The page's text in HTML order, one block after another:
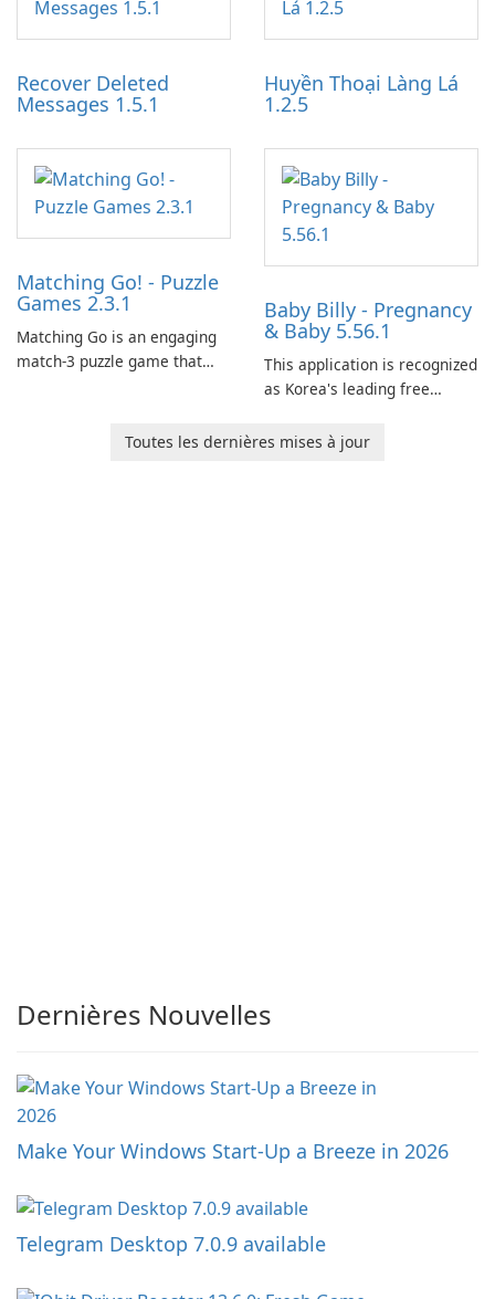
experience for Grand Theft
Auto IV.
tools for content distribution
and audience engagement.
Recover Deleted
Messages 1.5.1
Huyền Thoại Làng Lá
1.2.5
Matching Go! - Puzzle
Games 2.3.1
Matching Go is an engaging
match-3 puzzle game that
Ollie, on an adventurous
Baby Billy - Pregnancy
& Baby 5.56.1
This application is recognized
as Korea's leading free
baby tracking, offering
Toutes les dernières mises à jour
Dernières Nouvelles
Make Your Windows Start-Up a Breeze in 2026
Telegram Desktop 7.0.9 available